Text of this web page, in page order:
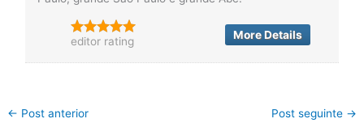
editor rating More Details
← Post anterior Post seguinte →